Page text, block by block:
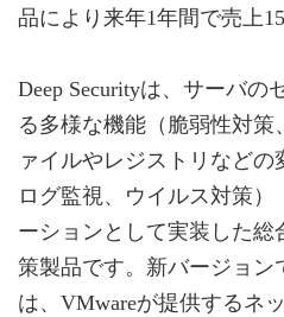
品により来年1年間で売上
Deep Securityは、サーバの
る多様な機能（脆弱性対策
ァイルやレジストリなど
ログ監視、ウイルス対策
ーションとして実装した
策製品です。新バージョン
は、VMwareが提供するネ